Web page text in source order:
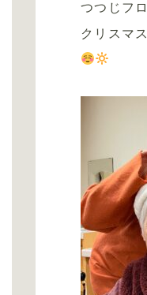
つつじフ
クリスマ